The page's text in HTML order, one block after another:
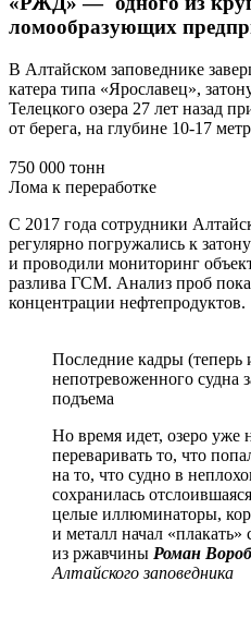
ломообразующих
В Алтайском заповеднике
катера типа «Ярославец»,
Телецкого озера 27 лет назад
от берега, на глубине 10-17
750 000 тонн
Лома к переработке
С 2017 года сотрудники
регулярно погружались к
и проводили мониторинг
разлива ГСМ. Анализ проб
концентрации нефтепродуктов.
Последние кадры (теперь
непотревоженного судна
подъема
Но время идет, озеро уже
переваривать то, что
на то, что судно в
сохранилась
целые иллюминаторы,
и металл начал «плакать»
из ржавчины Роман
Алтайского заповедника